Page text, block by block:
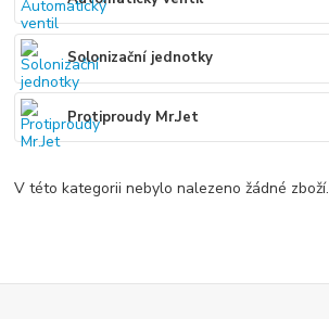
Solonizační jednotky
Protiproudy Mr.Jet
V této kategorii nebylo nalezeno žádné zboží.